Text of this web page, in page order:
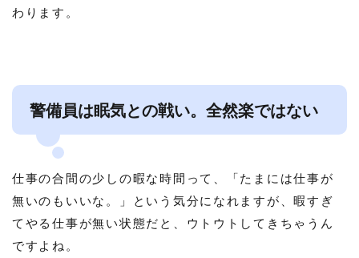
わります。
警備員は眠気との戦い。全然楽ではない
仕事の合間の少しの暇な時間って、「たまには仕事が
無いのもいいな。」という気分になれますが、暇すぎ
てやる仕事が無い状態だと、ウトウトしてきちゃうん
ですよね。